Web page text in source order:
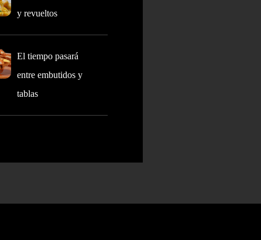
y revueltos
El tiempo pasará
entre embutidos y
tablas